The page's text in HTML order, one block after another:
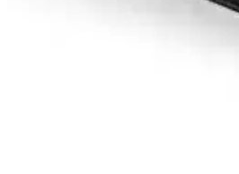
fanlar, estetik RGB LED ışıklar ve
bilgisayarlarınızın aşırı ısınmasını
Intel Arc B70 32GB GDDR6: